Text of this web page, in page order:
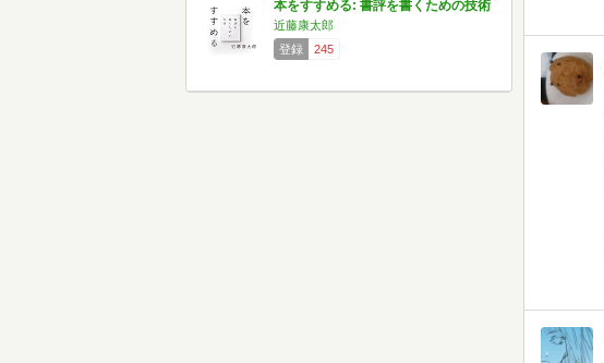
本をすすめる: 書評を書くための技術
近藤康太郎
登録
245